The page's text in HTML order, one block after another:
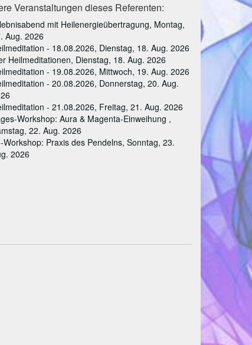
Veranstaltungen dieses Referenten:
mit Heilenergieübertragung, Montag,
Aug. 2026
- 18.08.2026, Dienstag, 18. Aug. 2026
Heilmeditationen, Dienstag, 18. Aug. 2026
- 19.08.2026, Mittwoch, 19. Aug. 2026
- 20.08.2026, Donnerstag, 20. Aug.
- 21.08.2026, Freitag, 21. Aug. 2026
Workshop: Aura & Magenta-Einweihung ,
22. Aug. 2026
Workshop: Praxis des Pendelns, Sonntag, 23.
2026